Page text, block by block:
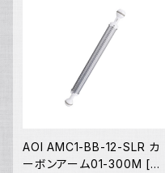
AOI AMC1-BB-12-SLR カ
ーボンアーム01-300M [4